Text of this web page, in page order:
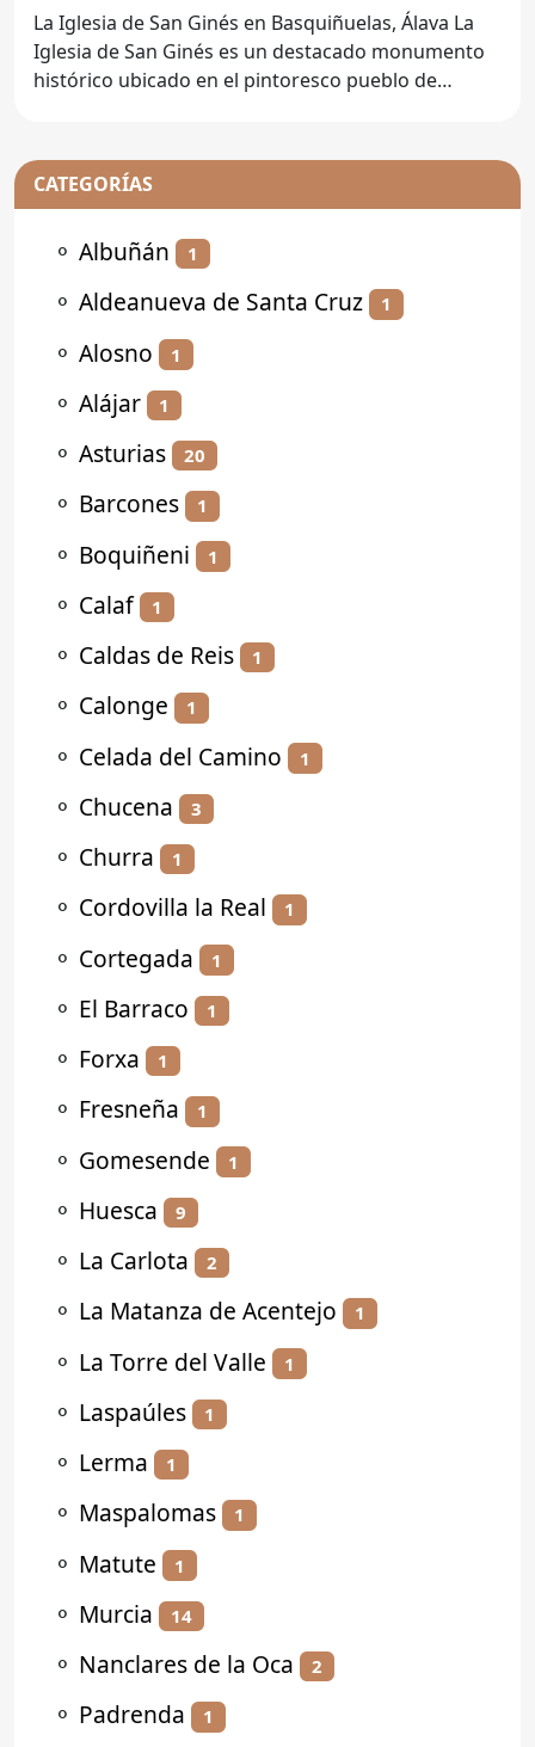
La Iglesia de San Ginés en Basquiñuelas, Álava La
Iglesia de San Ginés es un destacado monumento
histórico ubicado en el pintoresco pueblo de
CATEGORÍAS
⚬ Albuñán 1
⚬ Aldeanueva de Santa Cruz 1
⚬ Alosno 1
⚬ Alájar 1
⚬ Asturias 20
⚬ Barcones 1
⚬ Boquiñeni 1
⚬ Calaf 1
⚬ Caldas de Reis 1
⚬ Calonge 1
⚬ Celada del Camino 1
⚬ Chucena 3
⚬ Churra 1
⚬ Cordovilla la Real 1
⚬ Cortegada 1
⚬ El Barraco 1
⚬ Forxa 1
⚬ Fresneña 1
⚬ Gomesende 1
⚬ Huesca 9
⚬ La Carlota 2
⚬ La Matanza de Acentejo 1
⚬ La Torre del Valle 1
⚬ Laspaúles 1
⚬ Lerma 1
⚬ Maspalomas 1
⚬ Matute 1
⚬ Murcia 14
⚬ Nanclares de la Oca 2
⚬ Padrenda 1